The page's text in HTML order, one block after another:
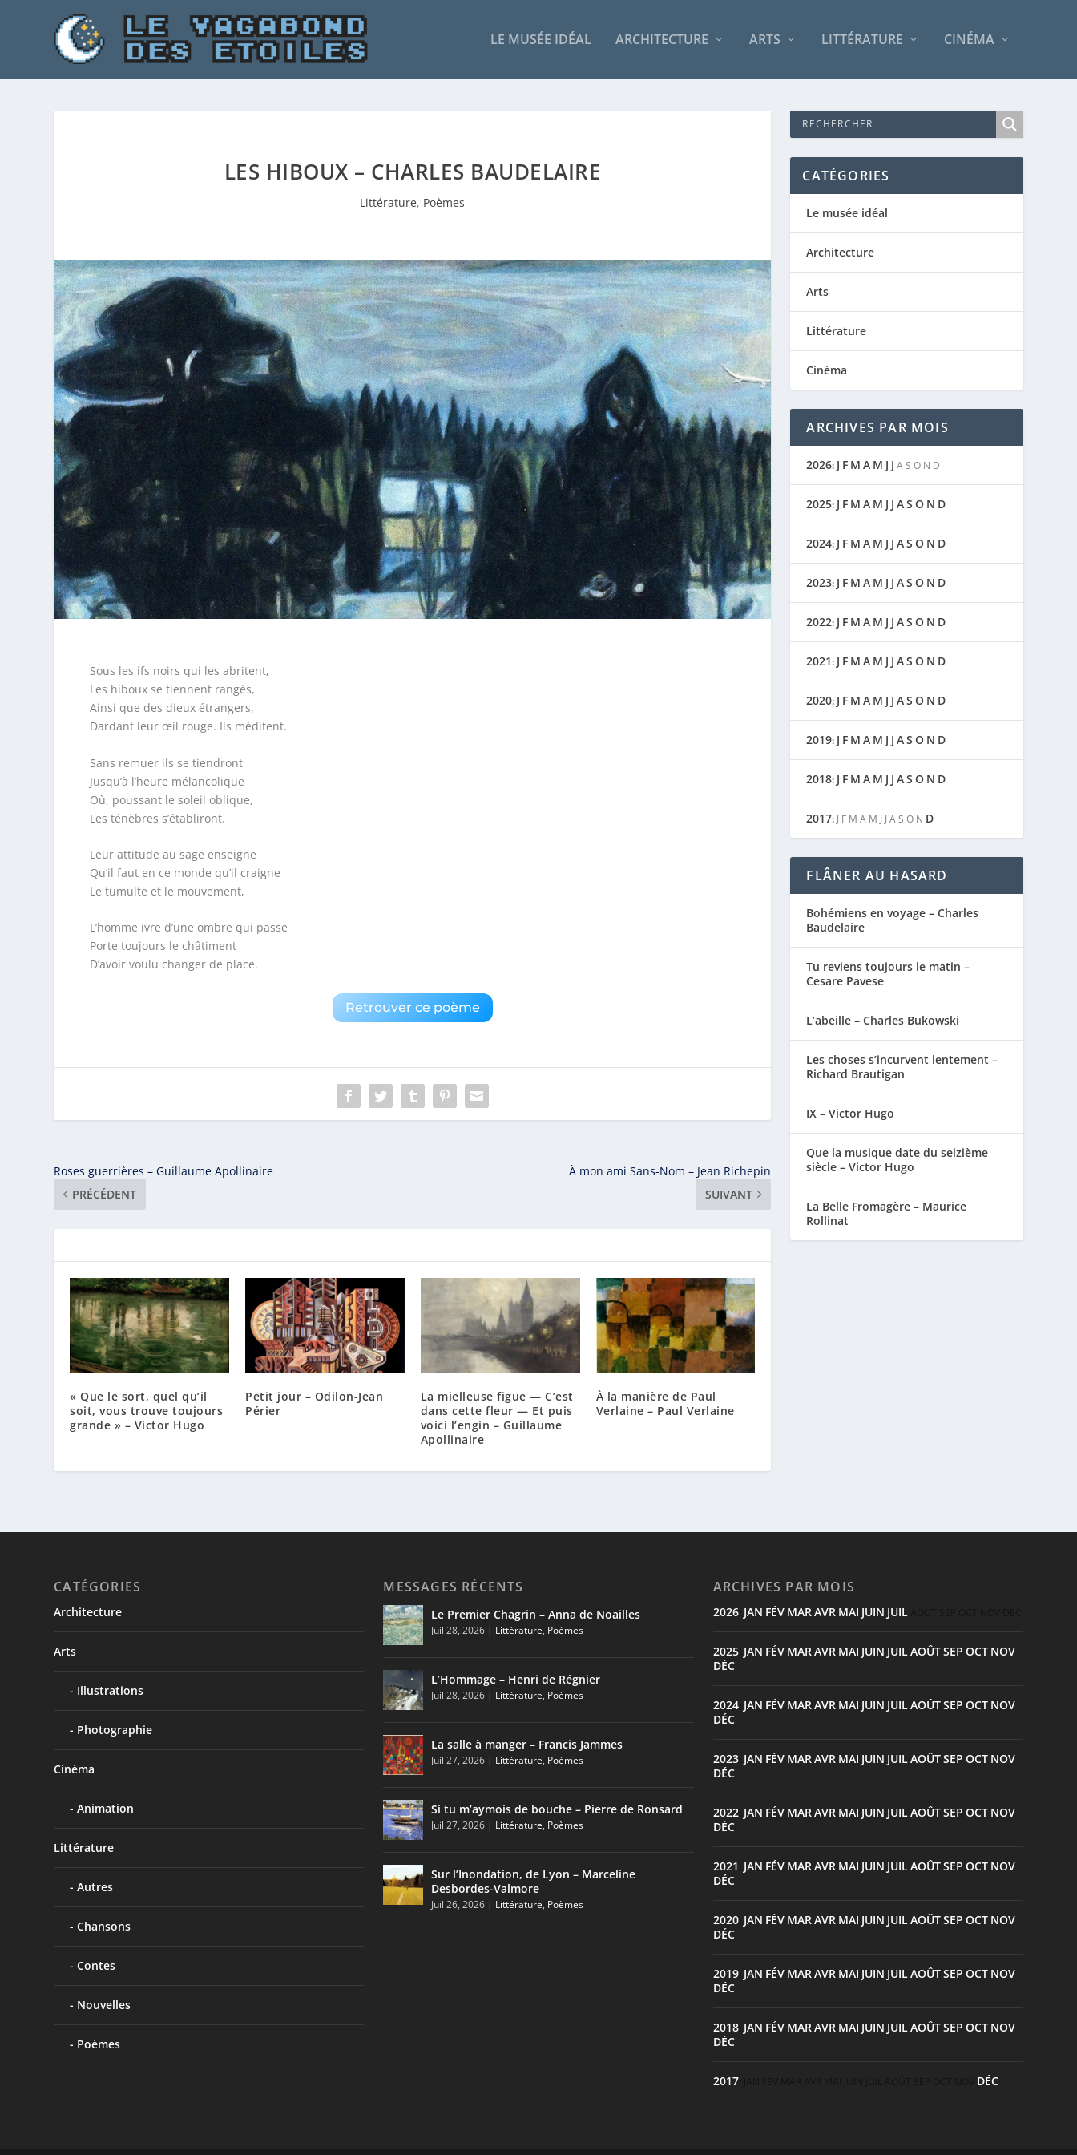
LE MUSÉE IDÉAL ARCHITECTURE ARTS LITTÉRATURE CINÉMA
LES HIBOUX – CHARLES BAUDELAIRE
Littérature, Poèmes
Sous les ifs noirs qui les abritent,
Les hiboux se tiennent rangés,
Ainsi que des dieux étrangers,
Dardant leur œil rouge. Ils méditent.
Sans remuer ils se tiendront
Jusqu’à l’heure mélancolique
Où, poussant le soleil oblique,
Les ténèbres s’établiront.
Leur attitude au sage enseigne
Qu’il faut en ce monde qu’il craigne
Le tumulte et le mouvement,
L’homme ivre d’une ombre qui passe
Porte toujours le châtiment
D’avoir voulu changer de place.
Retrouver ce poème
Roses guerrières – Guillaume Apollinaire
PRÉCÉDENT
À mon ami Sans-Nom – Jean Richepin
SUIVANT
« Que le sort, quel qu’il
soit, vous trouve toujours
grande » – Victor Hugo
Petit jour – Odilon-Jean
Périer
La mielleuse figue — C’est
dans cette fleur — Et puis
voici l’engin – Guillaume
Apollinaire
À la manière de Paul
Verlaine – Paul Verlaine
CATÉGORIES
Le musée idéal
Architecture
Arts
Littérature
Cinéma
ARCHIVES PAR MOIS
2026: J F M A M J J AS O N D
2025: J F M A M J J AS O N D
2024: J F M A M J J AS O N D
2023: J F M A M J J AS O N D
2022: J F M A M J J AS O N D
2021: J F M A M J J AS O N D
2020: J F M A M J J AS O N D
2019: J F M A M J J AS O N D
2018: J F M A M J J AS O N D
2017: J F M A M J J AS O N D
FLÂNER AU HASARD
Bohémiens en voyage – Charles
Baudelaire
Tu reviens toujours le matin –
Cesare Pavese
L’abeille – Charles Bukowski
Les choses s’incurvent lentement –
Richard Brautigan
IX – Victor Hugo
Que la musique date du seizième
siècle – Victor Hugo
La Belle Fromagère – Maurice
Rollinat
CATÉGORIES
Architecture
Arts
Illustrations
Photographie
Cinéma
Animation
Littérature
Autres
Chansons
Contes
Nouvelles
Poèmes
MESSAGES RÉCENTS
Le Premier Chagrin – Anna de Noailles
Juil 28, 2026 | Littérature, Poèmes
L’Hommage – Henri de Régnier
Juil 28, 2026 | Littérature, Poèmes
La salle à manger – Francis Jammes
Juil 27, 2026 | Littérature, Poèmes
Si tu m’aymois de bouche – Pierre de Ronsard
Juil 27, 2026 | Littérature, Poèmes
Sur l’Inondation, de Lyon – Marceline
Desbordes-Valmore
Juil 26, 2026 | Littérature, Poèmes
ARCHIVES PAR MOIS
2026: JAN FÉV MARAVR MAI JUIN JUIL
2025: JAN FÉV MARAVR MAI JUIN JUILAOÛTSEP OCT NOV
DÉC
2024: JAN FÉV MARAVR MAI JUIN JUILAOÛTSEP OCT NOV
DÉC
2023: JAN FÉV MARAVR MAI JUIN JUILAOÛTSEP OCT NOV
DÉC
2022: JAN FÉV MARAVR MAI JUIN JUILAOÛTSEP OCT NOV
DÉC
2021 JAN FÉV MARAVR MAI JUIN JUILAOÛTSEP OCT NOV
DÉC
2020: JAN FÉV MARAVR MAI JUIN JUILAOÛTSEP OCT NOV
DÉC
2019: JAN FÉV MARAVR MAI JUIN JUILAOÛTSEP OCT NOV
DÉC
2018: JAN FÉV MARAVR MAI JUIN JUILAOÛTSEP OCT NOV
DÉC
2017: DÉC